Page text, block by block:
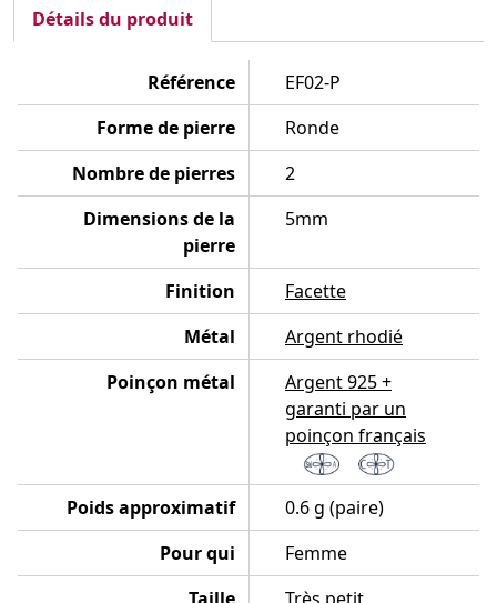
Détails du produit
Référence
EF02-P
Forme de pierre
Ronde
Nombre de pierres
2
Dimensions de la
pierre
5mm
Finition
Facette
Métal
Argent rhodié
Poinçon métal
Argent 925 +
garanti par un
poinçon français
Poids approximatif
0.6 g (paire)
Pour qui
Femme